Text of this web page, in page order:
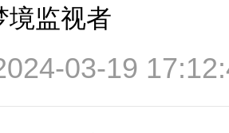
境监视者
03-19